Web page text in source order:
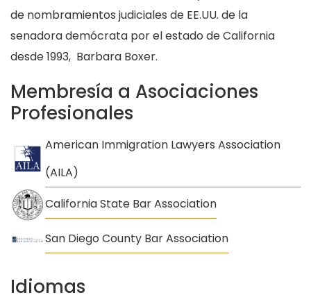
de nombramientos judiciales de EE.UU. de la
senadora demócrata por el estado de California
desde 1993, Barbara Boxer.
Membresía a Asociaciones
Profesionales
American Immigration Lawyers Association
(AILA)
California State Bar Association
San Diego County Bar Association
Idiomas